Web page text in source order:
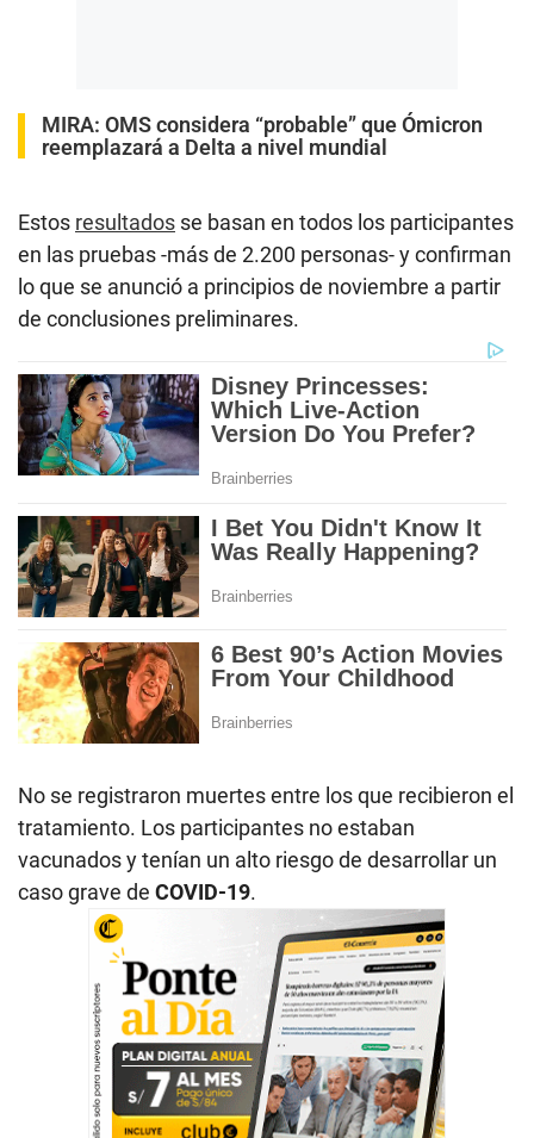
MIRA: OMS considera “probable” que Ómicron
reemplazará a Delta a nivel mundial
Estos resultados se basan en todos los participantes
en las pruebas -más de 2.200 personas- y confirman
lo que se anunció a principios de noviembre a partir
de conclusiones preliminares.
No se registraron muertes entre los que recibieron el
tratamiento. Los participantes no estaban
vacunados y tenían un alto riesgo de desarrollar un
caso grave de COVID-19.